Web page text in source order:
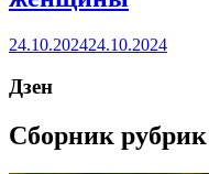
24.10.202424.10.2024
Дзен
Сборник рубрик